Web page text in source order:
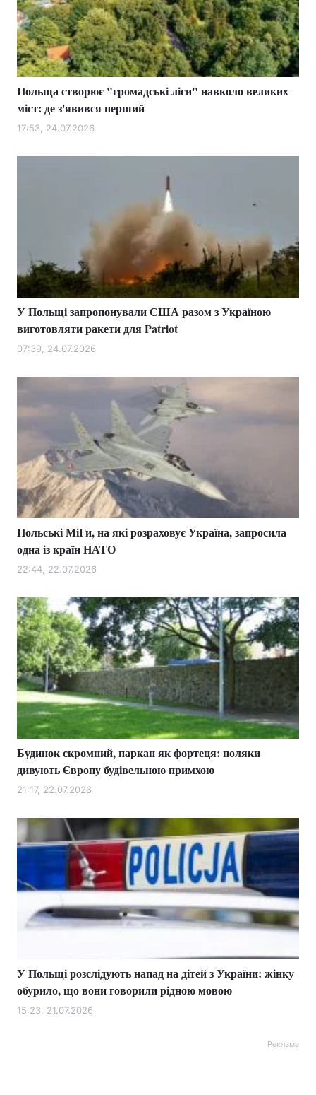
Польща створює "громадські ліси" навколо великих
міст: де з'явився перший
17:53, 24.07.2026
У Польщі запропонували США разом з Україною
виготовляти ракети для Patriot
07:39, 24.07.2026
Польські МіГи, на які розраховує Україна, запросила
одна із країн НАТО
22:44, 22.07.2026
Будинок скромний, паркан як фортеця: поляки
дивують Європу будівельною примхою
21:17, 22.07.2026
У Польщі розслідують напад на дітей з України: жінку
обурило, що вони говорили рідною мовою
15:23, 21.07.2026
Реклама